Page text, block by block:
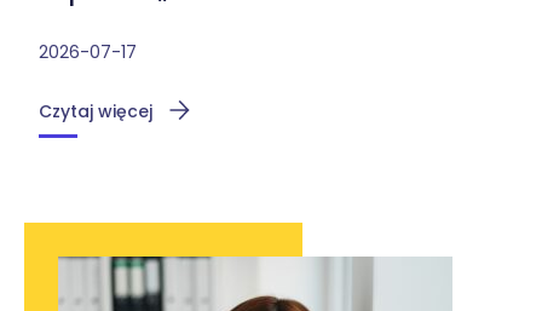
2026-07-17
Czytaj więcej